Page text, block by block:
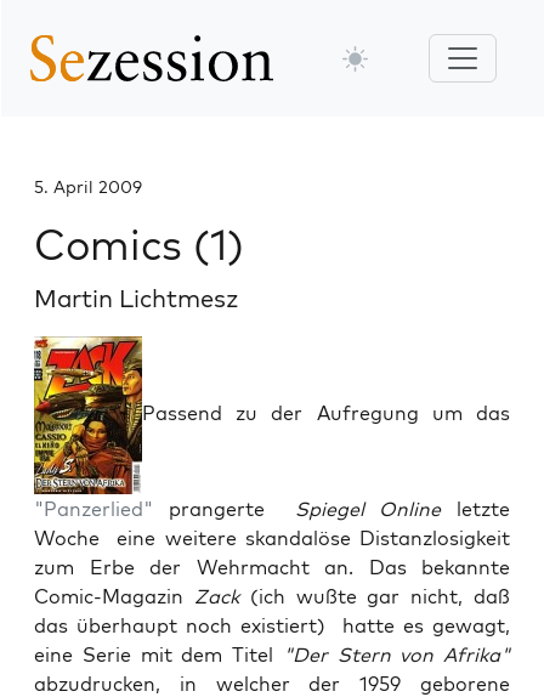
5. April 2009
Comics (1)
Martin Lichtmesz
Passend zu der Aufregung um das
"Panzerlied" prangerte Spiegel Online letzte
Woche eine weitere skandalöse Distanzlosigkeit
zum Erbe der Wehrmacht an. Das bekannte
Comic-Magazin Zack(ich wußte gar nicht, daß
das überhaupt noch existiert) hatte es gewagt,
eine Serie mit dem Titel
"Der Stern von Afrika"
abzudrucken, in welcher der 1959 geborene